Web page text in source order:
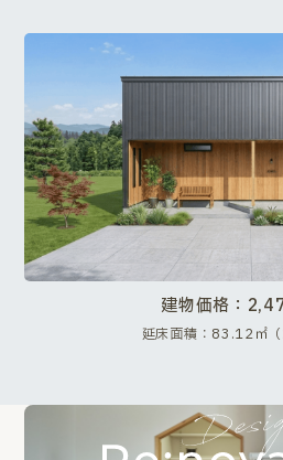
建物価格：
延床面積：83.12㎡（